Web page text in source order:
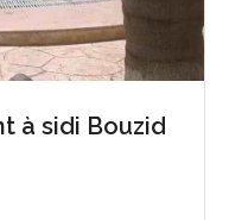
à sidi Bouzid